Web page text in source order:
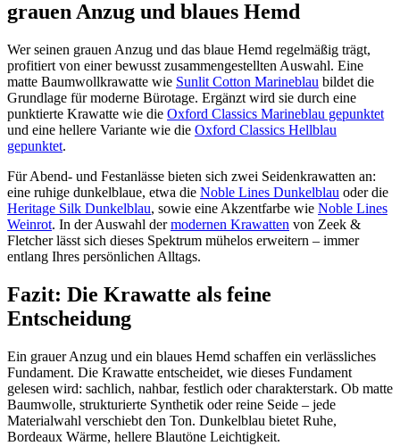
grauen Anzug und blaues Hemd
Wer seinen grauen Anzug und das blaue Hemd regelmäßig trägt,
profitiert von einer bewusst zusammengestellten Auswahl. Eine
matte Baumwollkrawatte wie Sunlit Cotton Marineblau bildet die
Grundlage für moderne Bürotage. Ergänzt wird sie durch eine
punktierte Krawatte wie die Oxford Classics Marineblau gepunktet
und eine hellere Variante wie die Oxford Classics Hellblau
gepunktet.
Für Abend- und Festanlässe bieten sich zwei Seidenkrawatten an:
eine ruhige dunkelblaue, etwa die Noble Lines Dunkelblau oder die
Heritage Silk Dunkelblau, sowie eine Akzentfarbe wie Noble Lines
Weinrot. In der Auswahl dermodernen Krawatten von Zeek &
Fletcher lässt sich dieses Spektrum mühelos erweitern – immer
entlang Ihres persönlichen Alltags.
Fazit: Die Krawatte als feine
Entscheidung
Ein grauer Anzug und ein blaues Hemd schaffen ein verlässliches
Fundament. Die Krawatte entscheidet, wie dieses Fundament
gelesen wird: sachlich, nahbar, festlich oder charakterstark. Ob matte
Baumwolle, strukturierte Synthetik oder reine Seide – jede
Materialwahl verschiebt den Ton. Dunkelblau bietet Ruhe,
Bordeaux Wärme, hellere Blautöne Leichtigkeit.